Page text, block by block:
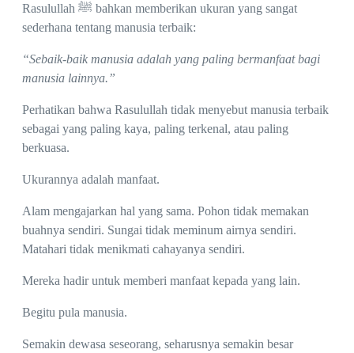
Rasulullah ﷺ bahkan memberikan ukuran yang sangat
sederhana tentang manusia terbaik:
“Sebaik-baik manusia adalah yang paling bermanfaat bagi
manusia lainnya.”
Perhatikan bahwa Rasulullah tidak menyebut manusia terbaik
sebagai yang paling kaya, paling terkenal, atau paling
berkuasa.
Ukurannya adalah manfaat.
Alam mengajarkan hal yang sama. Pohon tidak memakan
buahnya sendiri. Sungai tidak meminum airnya sendiri.
Matahari tidak menikmati cahayanya sendiri.
Mereka hadir untuk memberi manfaat kepada yang lain.
Begitu pula manusia.
Semakin dewasa seseorang, seharusnya semakin besar